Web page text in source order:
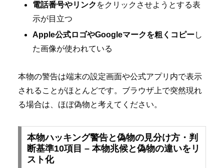
電話番号やリンク をクリックさせようとする表
示が目立つ
Apple公式ロゴやGoogleマークを粗くコピーし
た画像が使われている
本物の警告は端末の設定画面や公式アプリ内で表示
されることがほとんどです。ブラウザ上で突然現れ
る場合は、ほぼ偽物と考えてください。
本物ハッキング警告と偽物の見分け方・判
断基準10項目 – 本物兆候と偽物の違いをリ
スト化